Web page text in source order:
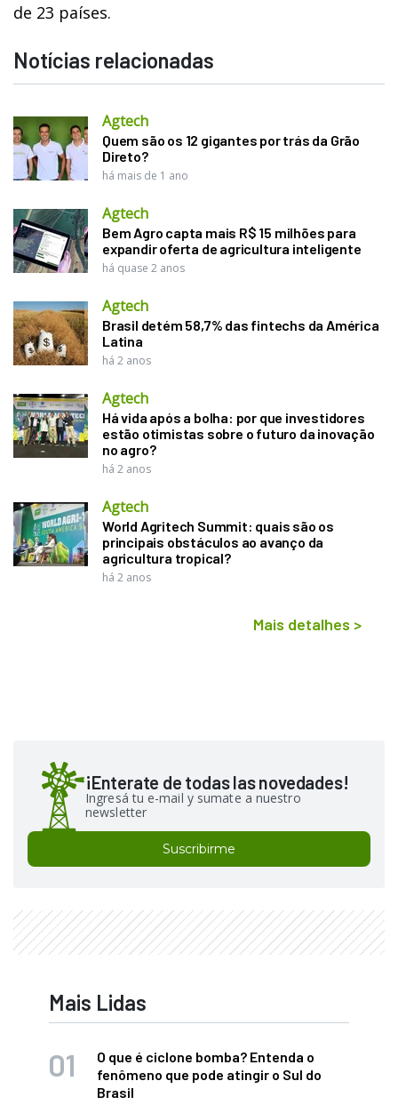
de 23 países.
Notícias relacionadas
Agtech
Quem são os 12 gigantes por trás da Grão
Direto?
há mais de 1 ano
Agtech
Bem Agro capta mais R$ 15 milhões para
expandir oferta de agricultura inteligente
há quase 2 anos
Agtech
Brasil detém 58,7% das fintechs da América
Latina
há 2 anos
Agtech
Há vida após a bolha: por que investidores
estão otimistas sobre o futuro da inovação
no agro?
há 2 anos
Agtech
World Agritech Summit: quais são os
principais obstáculos ao avanço da
agricultura tropical?
há 2 anos
Mais detalhes >
¡Enterate de todas las novedades!
Ingresá tu e-mail y sumate a nuestro
newsletter
Suscribirme
Mais Lidas
O que é ciclone bomba? Entenda o
fenômeno que pode atingir o Sul do
Brasil